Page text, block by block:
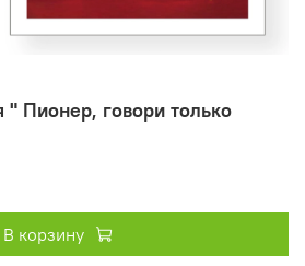
" Пионер, говори только
В корзину